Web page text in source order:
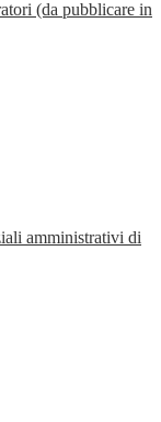
(da pubblicare in
amministrativi di